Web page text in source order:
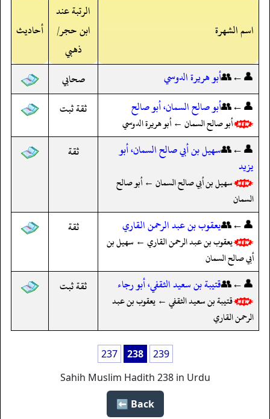
اسم الشهرة
الرتبة عند
ابن حجر/
ذهبي
أحاديث
👤←👥أبو هريرة الدوسي
صحابي
👤←👥أبو صالح السمان، أبو صالح
أبو صالح السمان ← أبو هريرة الدوسي
ثقة ثبت
👤←👥سهيل بن أبي صالح السمان، أبو
يزيد
سهيل بن أبي صالح السمان ← أبو صالح
السمان
ثقة
👤←👥يعقوب بن عبد الرحمن القاري
يعقوب بن عبد الرحمن القاري ← سهيل بن
أبي صالح السمان
ثقة
👤←👥قتيبة بن سعيد الثقفي، أبو رجاء
قتيبة بن سعيد الثقفي ← يعقوب بن عبد
الرحمن القاري
ثقة ثبت
237 238
239
Sahih Muslim Hadith 238 in Urdu
Back ⬅️